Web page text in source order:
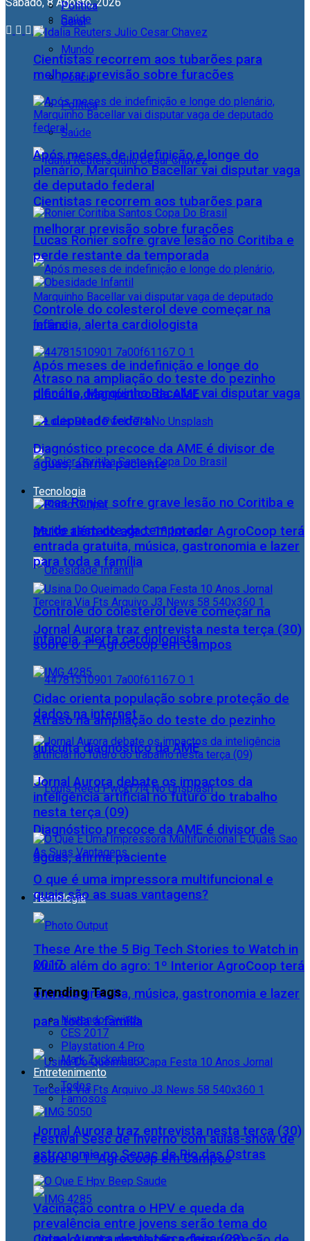
Geral
Mundo
Polícia
Política
Saúde
Cientistas recorrem aos tubarões para
melhorar previsão sobre furacões
Após meses de indefinição e longe do
plenário, Marquinho Bacellar vai disputar vaga
de deputado federal
Lucas Ronier sofre grave lesão no Coritiba e
perde restante da temporada
Controle do colesterol deve começar na
infância, alerta cardiologista
Atraso na ampliação do teste do pezinho
dificulta diagnóstico da AME
Diagnóstico precoce da AME é divisor de
águas, afirma paciente
Tecnologia
Muito além do agro: 1º Interior AgroCoop terá
entrada gratuita, música, gastronomia e lazer
para toda a família
Jornal Aurora traz entrevista nesta terça (30)
sobre o 1° AgroCoop em Campos
Política
Saúde
Cientistas recorrem aos tubarões para
melhorar previsão sobre furacões
Após meses de indefinição e longe do
plenário, Marquinho Bacellar vai disputar vaga
de deputado federal
Lucas Ronier sofre grave lesão no Coritiba e
perde restante da temporada
Controle do colesterol deve começar na
infância, alerta cardiologista
Atraso na ampliação do teste do pezinho
dificulta diagnóstico da AME
Diagnóstico precoce da AME é divisor de
águas, afirma paciente
Tecnologia
Muito além do agro: 1º Interior AgroCoop terá
entrada gratuita, música, gastronomia e lazer
para toda a família
Jornal Aurora traz entrevista nesta terça (30)
sobre o 1° AgroCoop em Campos
Cidac orienta população sobre proteção de
dados na internet
Jornal Aurora debate os impactos da
inteligência artificial no futuro do trabalho
nesta terça (09)
O que é uma impressora multifuncional e
quais são as suas vantagens?
These Are the 5 Big Tech Stories to Watch in
2017
Trending Tags
Nintendo Switch
CES 2017
Playstation 4 Pro
Mark Zuckerberg
Entretenimento
Todos
Famosos
Festival Sesc de Inverno com aulas-show de
astronomia no Senac de Rio das Ostras
Vacinação contra o HPV e queda da
prevalência entre jovens serão tema do